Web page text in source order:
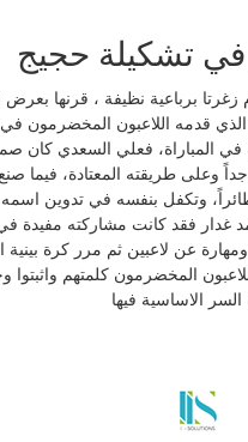
تشكيلة حجيج
برباعية نظيفة ، قرنها
الذي قدمه اللاعبون المخضرمون في
المباراة، فعلي السعدي كان
وعلى طريقته المعتادة، فيما
وتكفل بنفسه في تدوين اسمه
غدار فقد كانت مشاركته مفيدة
عن لاعبين ثم مرر كرة بينية
المخضرمون كلمتهم واثبتوا
الاساسية فيها